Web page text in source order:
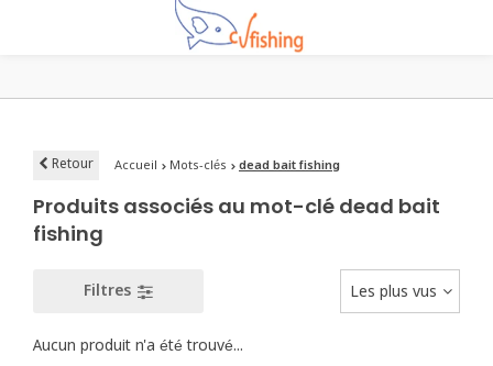
Retour Accueil Mots-clés dead bait fishing
Produits associés au mot-clé dead bait
fishing
Filtres Les plus vus
Aucun produit n'a été trouvé...